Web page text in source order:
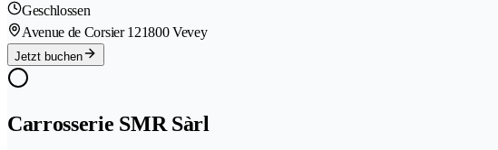
Geschlossen
Avenue de Corsier 121800 Vevey
Jetzt buchen
Carrosserie SMR Sàrl